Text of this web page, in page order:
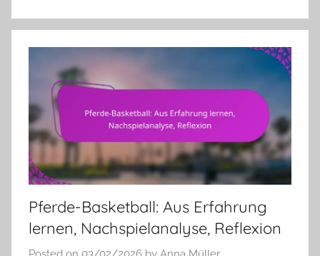
Pferde-Basketball: Aus Erfahrung
lernen, Nachspielanalyse, Reflexion